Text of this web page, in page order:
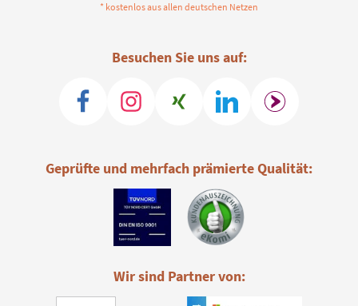
* kostenlos aus allen deutschen Netzen
Besuchen Sie uns auf:
Geprüfte und mehrfach prämierte Qualität:
Wir sind Partner von: